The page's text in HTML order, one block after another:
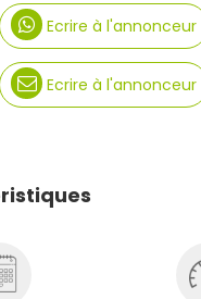
Ecrire à l'annonceur
Ecrire à l'annonceur